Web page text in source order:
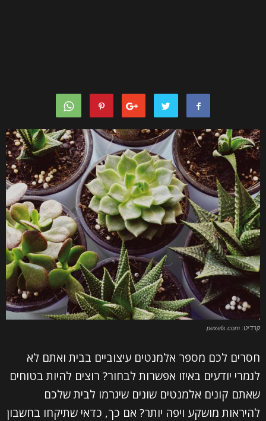
קרדיט: pexels.com
חסרים לכם מספר אלמנטים עיצוביים בבית ואתם לא
לגמרי יודעים באיזו אפשרות לבחור? רוצים להיות בטוחים
שאתם קונים אלמנטים שונים שיגרמו לבית שלכם
להיראות מושקע ויפה יותר? אם כך, כדאי שתיקחו בחשבון